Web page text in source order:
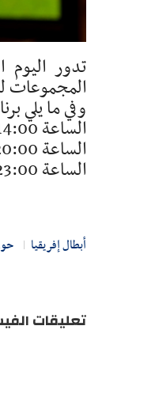
المجموعات
وفي ما يلي
الساعة 14:00 : حوريا الغيني ـ فيبرس الأوغندي (بي ان سبورت HD4)
الساعة 20:00 : الزمالك المصري ـ المريخ السوداني (بي ان سبورت HD4)
الساعة 23:00 : الرجاء المغربي ـ سيمبا التنزاني (بي ان سبورت HD4)
أبطال إفريقيا
تعليقات